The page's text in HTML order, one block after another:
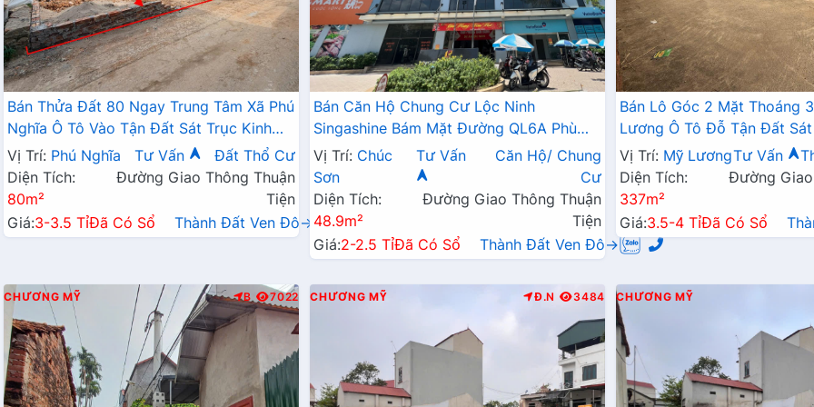
Bán Thửa Đất 80 Ngay Trung Tâm Xã Phú
Nghĩa Ô Tô Vào Tận Đất Sát Trục Kinh
Doanh Gần KCN Phú Nghĩa
Vị Trí: Phú Nghĩa Tư Vấn
Đất Thổ Cư
Diện Tích:
80m²
Đường Giao Thông Thuận
Tiện
Giá:3-3.5 TỉĐã Có Sổ Thành Đất Ven Đô→
Bán Căn Hộ Chung Cư Lộc Ninh
Singashine Bám Mặt Đường QL6A Phù
Hợp Cho Hộ Gia Đình Định Cư Lâu Dài
Vị Trí: Chúc
Sơn
Tư Vấn
Căn Hộ/ Chung
Cư
Diện Tích:
48.9m²
Đường Giao Thông Thuận
Tiện
Giá:2-2.5 TỉĐã Có Sổ Thành Đất Ven Đô→
Bán Lô Góc 2 Mặt Thoáng
Lương Ô Tô Đỗ Tận Đất
Kinh Doanh Liên Xã
Vị Trí: Mỹ LươngTư Vấn
Diện Tích:
337m²
Đường
Giá:3.5-4 TỉĐã Có Sổ
CHƯƠNG MỸ B 7022 CHƯƠNG MỸ Đ.N 3484 CHƯƠNG MỸ